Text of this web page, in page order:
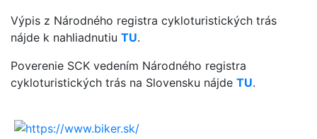
Výpis z Národného registra cykloturistických trás
nájde k nahliadnutiu TU.
Poverenie SCK vedením Národného registra
cykloturistických trás na Slovensku nájde TU.